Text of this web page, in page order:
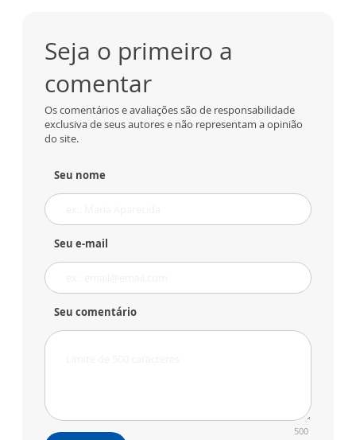
Seja o primeiro a
comentar
Os comentários e avaliações são de responsabilidade
exclusiva de seus autores e não representam a opinião
do site.
Seu nome
Seu e-mail
Seu comentário
500